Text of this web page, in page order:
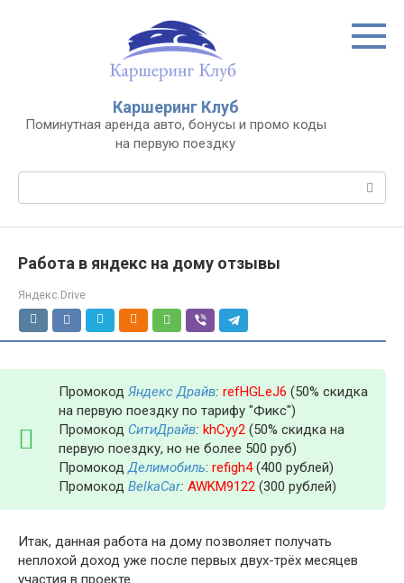
Каршеринг Клуб
Поминутная аренда авто, бонусы и промо коды
на первую поездку
Поиск:
Работа в яндекс на дому отзывы
Яндекс.Drive
Промокод Яндекс Драйв: refHGLeJ6 (50% скидка
на первую поездку по тарифу "Фикс")
Промокод СитиДрайв: khCyy2 (50% скидка на
первую поездку, но не более 500 руб)
ПромокодДелимобиль: refigh4(400 рублей)
Промокод BelkaCar: AWKM9122 (300 рублей)
Итак, данная работа на дому позволяет получать
неплохой доход уже после первых двух-трёх месяцев
участия в проекте.